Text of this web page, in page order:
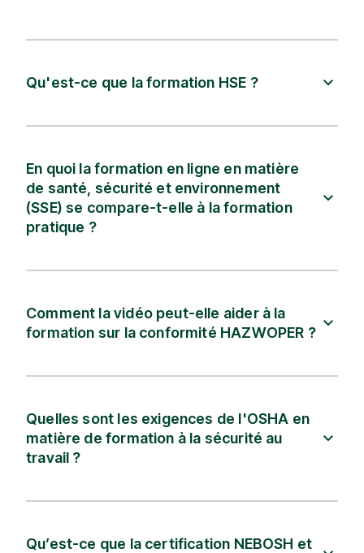
Qu'est-ce que la formation HSE ?
En quoi la formation en ligne en matière
de santé, sécurité et environnement
(SSE) se compare-t-elle à la formation
pratique ?
Comment la vidéo peut-elle aider à la
formation sur la conformité HAZWOPER ?
Quelles sont les exigences de l'OSHA en
matière de formation à la sécurité au
travail ?
Qu’est-ce que la certification NEBOSH et